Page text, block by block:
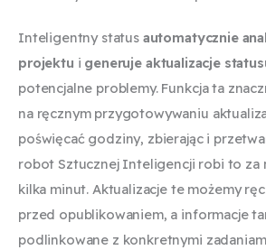
Inteligentny status automatycznie
projektu i generuje aktualizacje
potencjalne problemy. Funkcja ta
na ręcznym przygotowywaniu
poświęcać godziny, zbierając i
robot Sztucznej Inteligencji robi to za
kilka minut. Aktualizacje te możemy
przed opublikowaniem, a informacje
podlinkowane z konkretnymi